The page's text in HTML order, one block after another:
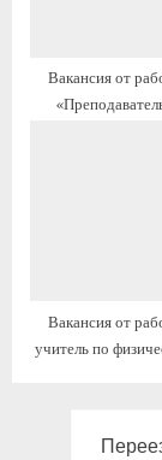
Вакансия от
Вакансия от
учитель по